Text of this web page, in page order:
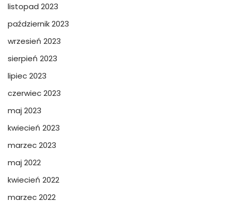
listopad 2023
październik 2023
wrzesień 2023
sierpień 2023
lipiec 2023
czerwiec 2023
maj 2023
kwiecień 2023
marzec 2023
maj 2022
kwiecień 2022
marzec 2022